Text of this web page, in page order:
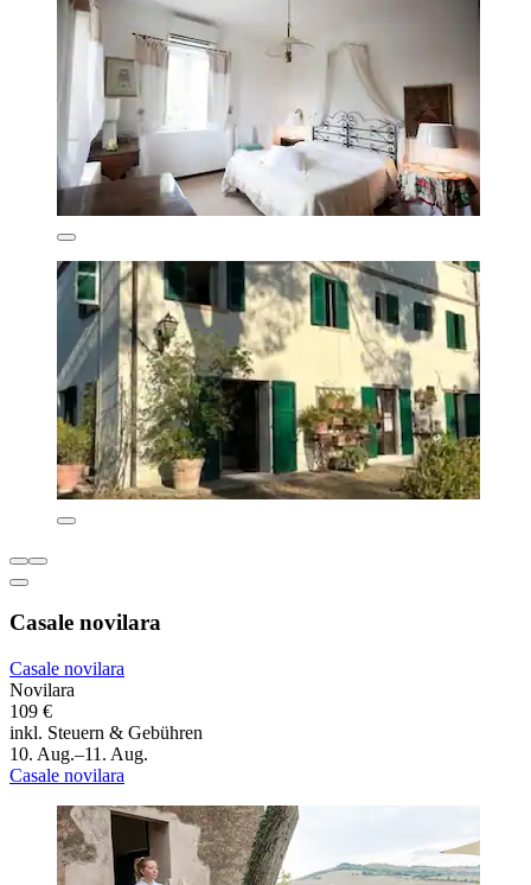
Casale novilara
Casale novilara
Novilara
109 €
inkl. Steuern & Gebühren
10. Aug.–11. Aug.
Casale novilara